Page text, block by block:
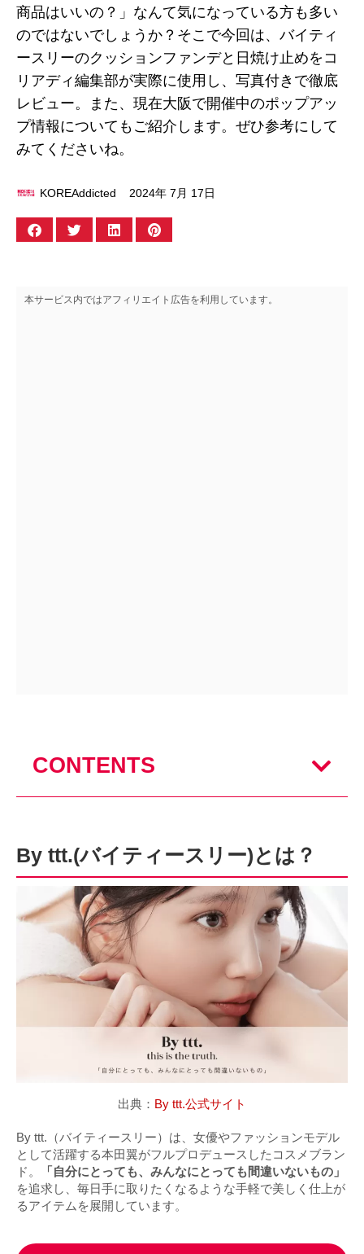
商品はいいの？」なんて気になっている方も多い
のではないでしょうか？そこで今回は、バイティ
ースリーのクッションファンデと日焼け止めをコ
リアディ編集部が実際に使用し、写真付きで徹底
レビュー。また、現在大阪で開催中のポップアッ
プ情報についてもご紹介します。ぜひ参考にして
みてくださいね。
KOREAddicted 2024年 7月 17日
本サービス内ではアフィリエイト広告を利用しています。
CONTENTS
By ttt.(バイティースリー)とは？
出典： By ttt.公式サイト
By ttt.（バイティースリー）は、女優やファッションモデル
として活躍する本田翼がフルプロデュースしたコスメブラン
ド。
「自分にとっても、みんなにとっても間違いないもの」
を追求し、毎日手に取りたくなるような手軽で美しく仕上が
るアイテムを展開しています。